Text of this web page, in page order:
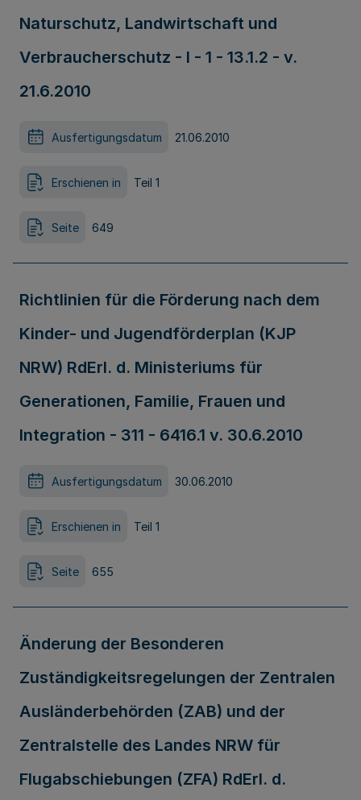
Naturschutz, Landwirtschaft und
Verbraucherschutz - I - 1 - 13.1.2 - v.
21.6.2010
Ausfertigungsdatum 21.06.2010
Erschienen in Teil 1
Seite 649
Richtlinien für die Förderung nach dem
Kinder- und Jugendförderplan (KJP
NRW) RdErl. d. Ministeriums für
Generationen, Familie, Frauen und
Integration - 311 - 6416.1 v. 30.6.2010
Ausfertigungsdatum 30.06.2010
Erschienen in Teil 1
Seite 655
Änderung der Besonderen
Zuständigkeitsregelungen der Zentralen
Ausländerbehörden (ZAB) und der
Zentralstelle des Landes NRW für
Flugabschiebungen (ZFA) RdErl. d.